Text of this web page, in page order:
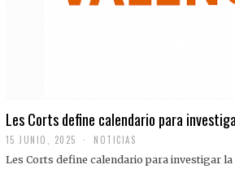
Les Corts define calendario para
15 JUNIO, 2025 NOTICIAS
Les Corts define calendario para investigar la